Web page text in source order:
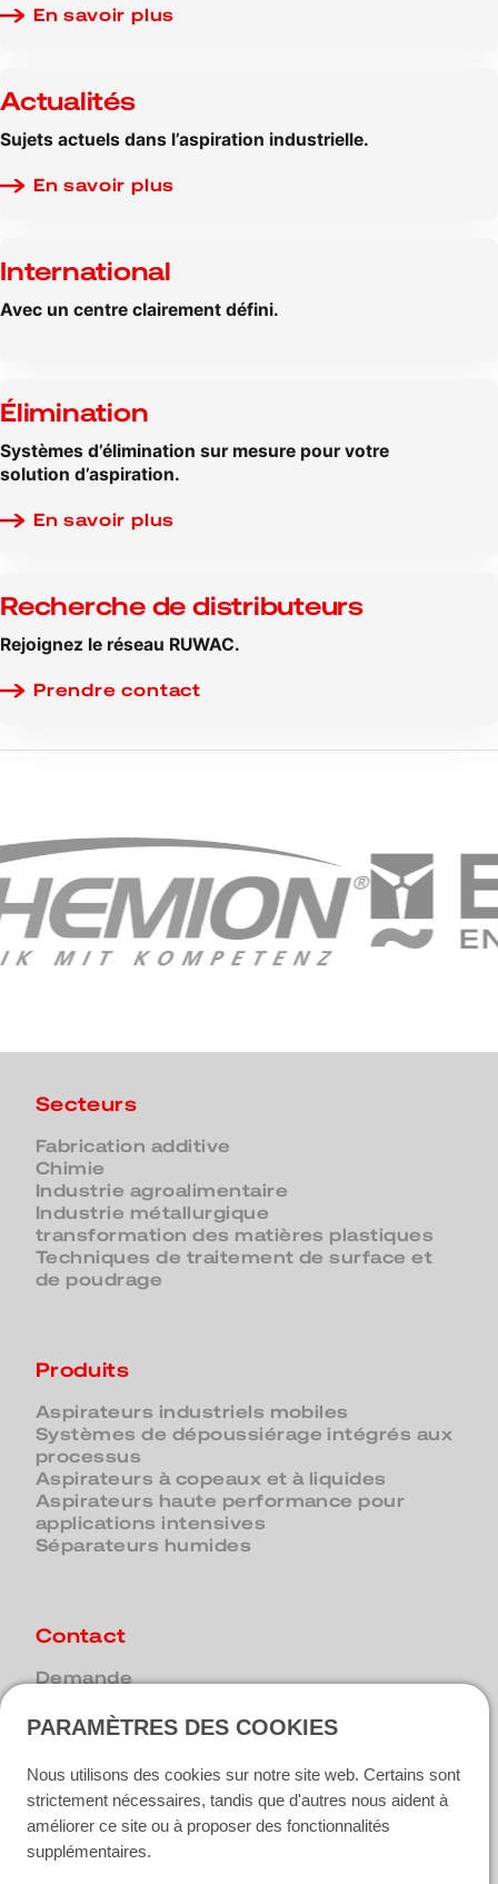
En savoir plus
Actualités
Sujets actuels dans l’aspiration industrielle.
En savoir plus
International
Avec un centre clairement défini.
Élimination
Systèmes d’élimination sur mesure pour votre
solution d’aspiration.
En savoir plus
Recherche de distributeurs
Rejoignez le réseau RUWAC.
Prendre contact
Secteurs
Fabrication additive
Chimie
Industrie agroalimentaire
Industrie métallurgique
transformation des matières plastiques
Techniques de traitement de surface et
de poudrage
Produits
Aspirateurs industriels mobiles
Systèmes de dépoussiérage intégrés aux
processus
Aspirateurs à copeaux et à liquides
Aspirateurs haute performance pour
applications intensives
Séparateurs humides
Contact
Demande
Médias sociaux
LinkedIn
PARAMÈTRES DES COOKIES
Nous utilisons des cookies sur notre site web. Certains sont
strictement nécessaires, tandis que d'autres nous aident à
améliorer ce site ou à proposer des fonctionnalités
supplémentaires.